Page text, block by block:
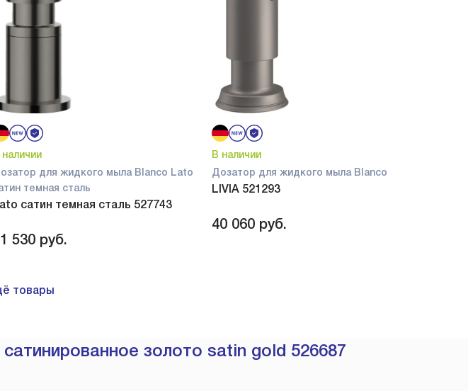
наличии
для жидкого мыла Blanco Lato
темная сталь
сатин темная сталь 527743
530 руб.
В наличии
Дозатор для жидкого мыла Blanco
LIVIA 521293
40 060 руб.
товары
золото satin gold 526687